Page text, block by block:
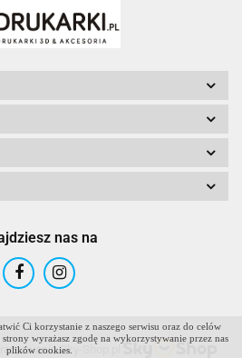
Ci korzystanie z naszego serwisu oraz do celów
wyrażasz zgodę na wykorzystywanie przez nas
plików cookies.
nas na
Sky-Shop.pl